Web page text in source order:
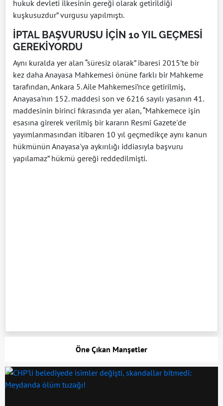
hukuk devleti ilkesinin gereği olarak getirildiği
kuşkusuzdur” vurgusu yapılmıştı.
İPTAL BAŞVURUSU İÇİN 10 YIL GEÇMESİ
GEREKİYORDU
Aynı kuralda yer alan “süresiz olarak” ibaresi 2015’te bir
kez daha Anayasa Mahkemesi önüne farklı bir Mahkeme
tarafından, Ankara 5. Aile Mahkemesi’nce getirilmiş,
Anayasa'nın 152. maddesi son ve 6216 sayılı yasanın 41.
maddesinin birinci fıkrasında yer alan, “Mahkemece işin
esasına girerek verilmiş bir kararın Resmî Gazete'de
yayımlanmasından itibaren 10 yıl geçmedikçe aynı kanun
hükmünün Anayasa'ya aykırılığı iddiasıyla başvuru
yapılamaz” hükmü gereği reddedilmişti.
Öne Çıkan Manşetler